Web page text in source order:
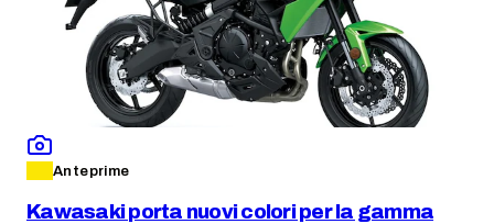
Anteprime
Kawasaki porta nuovi colori per la gamma